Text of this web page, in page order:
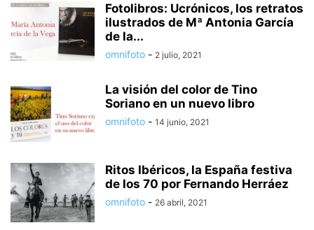
Fotolibros: Ucrónicos, los retratos
ilustrados de Mª Antonia García
de la...
omnifoto - 2 julio, 2021
La visión del color de Tino
Soriano en un nuevo libro
omnifoto - 14 junio, 2021
Ritos Ibéricos, la España festiva
de los 70 por Fernando Herráez
omnifoto - 26 abril, 2021